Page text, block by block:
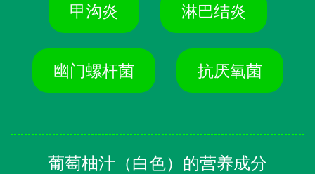
甲沟炎 淋巴结炎
幽门螺杆菌 抗厌氧菌
葡萄柚汁（白色）的营养成分